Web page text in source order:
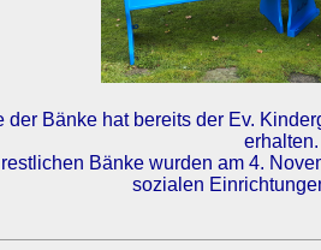
der Bänke hat bereits der Ev.
erhalten.
Bänke wurden am 4.
sozialen